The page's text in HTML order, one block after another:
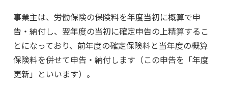
事業主は、労働保険の保険料を年度当初に概算で申
告・納付し、翌年度の当初に確定申告の上精算するこ
とになっており、前年度の確定保険料と当年度の概算
保険料を併せて申告・納付します（この申告を「年度
更新」といいます）。